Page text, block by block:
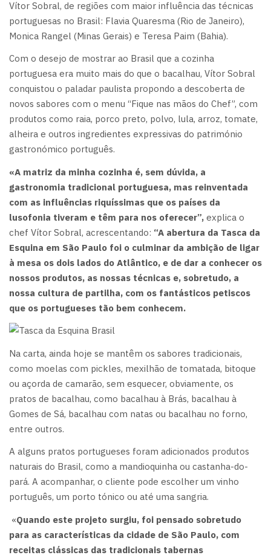
Vítor Sobral, de regiões com maior influência das técnicas
portuguesas no Brasil: Flavia Quaresma (Rio de Janeiro),
Monica Rangel (Minas Gerais) e Teresa Paim (Bahia).
Com o desejo de mostrar ao Brasil que a cozinha
portuguesa era muito mais do que o bacalhau, Vítor Sobral
conquistou o paladar paulista propondo a descoberta de
novos sabores com o menu “Fique nas mãos do Chef”, com
produtos como raia, porco preto, polvo, lula, arroz, tomate,
alheira e outros ingredientes expressivas do património
gastronómico português.
«A matriz da minha cozinha é, sem dúvida, a
gastronomia tradicional portuguesa, mas reinventada
com as influências riquíssimas que os países da
lusofonia tiveram e têm para nos oferecer”, explica o
chef Vítor Sobral, acrescentando: “A abertura da Tasca da
Esquina em São Paulo foi o culminar da ambição de ligar
à mesa os dois lados do Atlântico, e de dar a conhecer os
nossos produtos, as nossas técnicas e, sobretudo, a
nossa cultura de partilha, com os fantásticos petiscos
que os portugueses tão bem conhecem.
Na carta, ainda hoje se mantêm os sabores tradicionais,
como moelas com pickles, mexilhão de tomatada, bitoque
ou açorda de camarão, sem esquecer, obviamente, os
pratos de bacalhau, como bacalhau à Brás, bacalhau à
Gomes de Sá, bacalhau com natas ou bacalhau no forno,
entre outros.
A alguns pratos portugueses foram adicionados produtos
naturais do Brasil, como a mandioquinha ou castanha-do-
pará. A acompanhar, o cliente pode escolher um vinho
português, um porto tónico ou até uma sangria.
«Quando este projeto surgiu, foi pensado sobretudo
para as características da cidade de São Paulo, com
receitas clássicas das tradicionais tabernas